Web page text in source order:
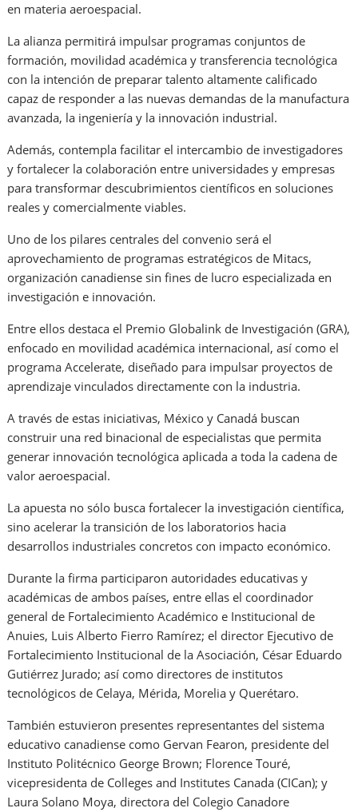
en materia aeroespacial.
La alianza permitirá impulsar programas conjuntos de
formación, movilidad académica y transferencia tecnológica
con la intención de preparar talento altamente calificado
capaz de responder a las nuevas demandas de la manufactura
avanzada, la ingeniería y la innovación industrial.
Además, contempla facilitar el intercambio de investigadores
y fortalecer la colaboración entre universidades y empresas
para transformar descubrimientos científicos en soluciones
reales y comercialmente viables.
Uno de los pilares centrales del convenio será el
aprovechamiento de programas estratégicos de Mitacs,
organización canadiense sin fines de lucro especializada en
investigación e innovación.
Entre ellos destaca el Premio Globalink de Investigación (GRA),
enfocado en movilidad académica internacional, así como el
programa Accelerate, diseñado para impulsar proyectos de
aprendizaje vinculados directamente con la industria.
A través de estas iniciativas, México y Canadá buscan
construir una red binacional de especialistas que permita
generar innovación tecnológica aplicada a toda la cadena de
valor aeroespacial.
La apuesta no sólo busca fortalecer la investigación científica,
sino acelerar la transición de los laboratorios hacia
desarrollos industriales concretos con impacto económico.
Durante la firma participaron autoridades educativas y
académicas de ambos países, entre ellas el coordinador
general de Fortalecimiento Académico e Institucional de
Anuies, Luis Alberto Fierro Ramírez; el director Ejecutivo de
Fortalecimiento Institucional de la Asociación, César Eduardo
Gutiérrez Jurado; así como directores de institutos
tecnológicos de Celaya, Mérida, Morelia y Querétaro.
También estuvieron presentes representantes del sistema
educativo canadiense como Gervan Fearon, presidente del
Instituto Politécnico George Brown; Florence Touré,
vicepresidenta de Colleges and Institutes Canada (CICan); y
Laura Solano Moya, directora del Colegio Canadore